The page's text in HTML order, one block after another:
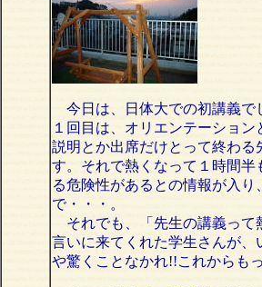
今日は、日体大での初講義で
１回目は、オリエンテーショ
説明とか出席だけとって終わる
す。それで熱くなって１時間
る危険性があるとの情報が入り
で・・・。
それでも、「先生の講義って
言いに来てくれた学生さんが、
や驚くことなかれ!!これからも